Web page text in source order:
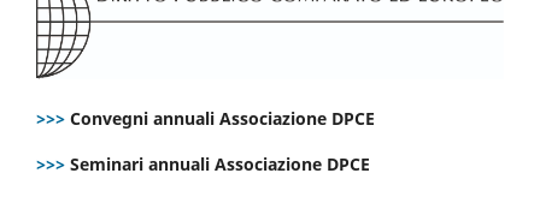
>>> Convegni annuali Associazione DPCE
>>> Seminari annuali Associazione DPCE